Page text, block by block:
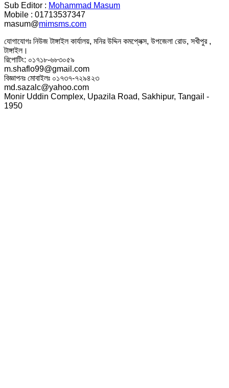
Sub Editor : Mohammad Masum
Mobile : 01713537347
masum@mimsms.com
যোগাযোগঃ নিউজ টাঙ্গাইল কার্যালয়, মনির উদ্দিন কমপ্লেক্স, উপজেলা রোড, সখীপুর ,
টাঙ্গাইল।
রিপোটিং: ০১৭১৮-৬৮৩০৫৯
m.shaflo99@gmail.com
বিজ্ঞাপনঃ মোবাইলঃ ০১৭৩৭-৭২৯৪২৩
md.sazalc@yahoo.com
Monir Uddin Complex, Upazila Road, Sakhipur, Tangail -
1950